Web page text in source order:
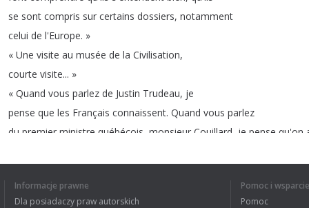
se sont compris sur certains dossiers, notamment
celui de l'Europe. »
« Une visite au musée de la Civilisation,
courte visite... »
« Quand vous parlez de Justin Trudeau, je
pense que les Français connaissent. Quand vous parlez
du premier ministre québécois monsieur Couillard je pense qu'on
Informacje prawne
Dla posiadaczy praw autorskich
Pomoc i wsparcie
Pomoc